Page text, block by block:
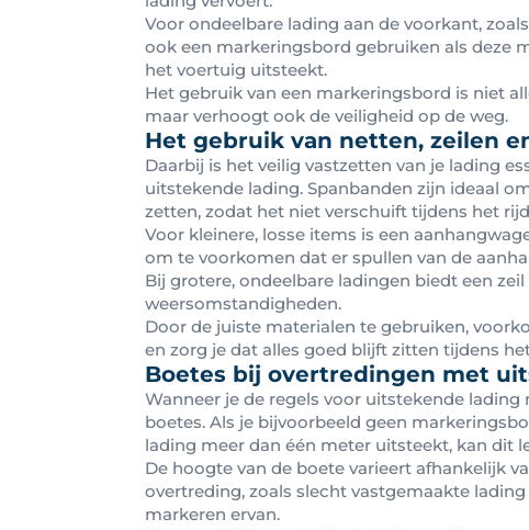
Voor ondeelbare lading aan de voorkant,
ook een markeringsbord gebruiken als deze
het voertuig uitsteekt.
Het gebruik van een markeringsbord is niet
maar verhoogt ook de veiligheid op de weg.
Het gebruik van netten, zeilen
Daarbij is het veilig vastzetten van je lading
uitstekende lading. Spanbanden zijn ideaal
zetten, zodat het niet verschuift tijdens het
Voor kleinere, losse items is een
om te voorkomen dat er spullen van de
Bij grotere, ondeelbare ladingen biedt een
weersomstandigheden.
Door de juiste materialen te gebruiken,
en zorg je dat alles goed blijft zitten tijdens
Boetes bij overtredingen met
Wanneer je de regels voor uitstekende lading
boetes. Als je bijvoorbeeld geen
lading meer dan één meter uitsteekt, kan dit
De hoogte van de boete varieert afhankelijk
overtreding, zoals slecht vastgemaakte
markeren ervan.